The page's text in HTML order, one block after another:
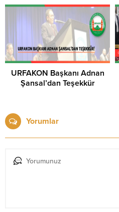
URFAKON Başkanı Adnan
Şansal’dan Teşekkür
Yorumlar